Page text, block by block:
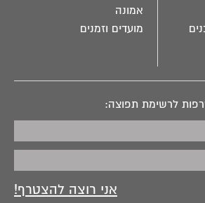
אמונה
מועדים וזמנים
לרשימת תפוצה: